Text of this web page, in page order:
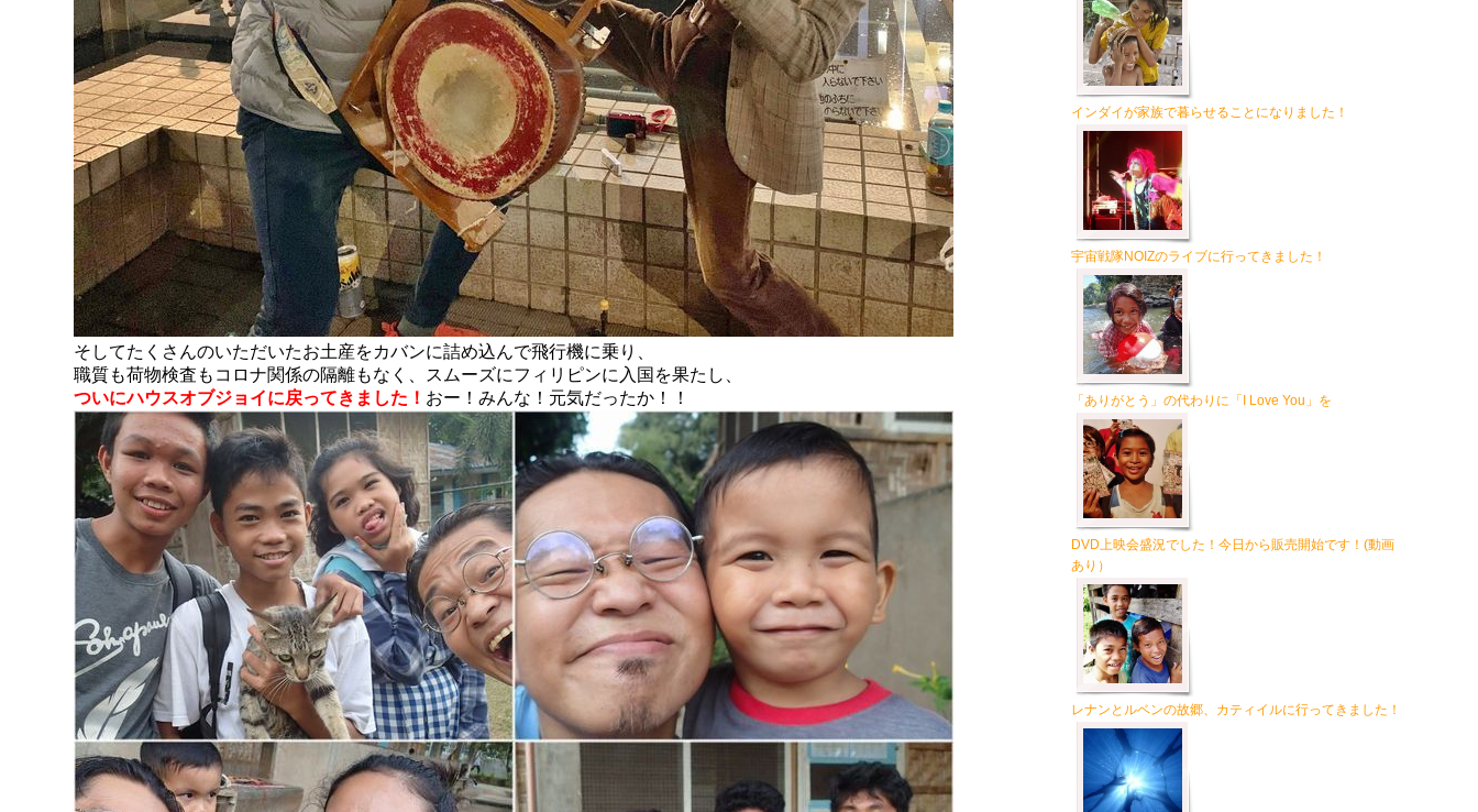
そしてたくさんのいただいたお土産をカバンに詰め込んで飛行機に乗り、
職質も荷物検査もコロナ関係の隔離もなく、スムーズにフィリピンに入国を果たし、
ついにハウスオブジョイに戻ってきました！ おー！みんな！元気だったか！！
インダイが家族で暮らせることになりました！
宇宙戦隊NOIZのライブに行ってきました！
「ありがとう」の代わりに「I Love You」を
DVD上映会盛況でした！今日から販売開始です！(動画
あり）
レナンとルベンの故郷、カティイルに行ってきました！